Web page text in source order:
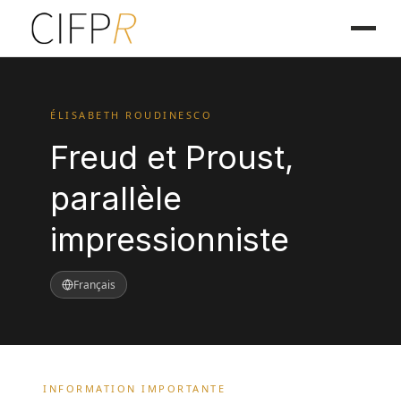
ÉLISABETH ROUDINESCO
Freud et Proust,
parallèle
impressionniste
Français
INFORMATION IMPORTANTE